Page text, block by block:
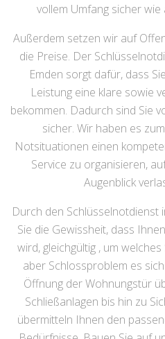
vollem Umfang sicher
Außerdem setzen wir auf
die Preise. Der
Emden sorgt dafür, dass
Leistung eine klare sowie
bekommen. Dadurch sind Sie
sicher. Wir haben es
Notsituationen einen
Service zu organisieren,
Augenblick
Durch den Schlüsselnotdienst
Sie die Gewissheit, dass
wird, gleichgültig , um
aber Schlossproblem es
Öffnung der Wohnungstür
Schließanlagen bis hin zu
übermitteln Ihnen den